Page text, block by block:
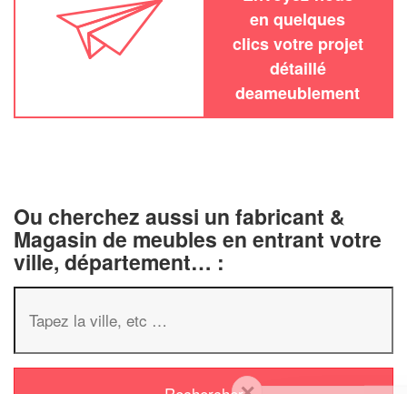
en quelques
clics votre projet
détaillé
deameublement
Ou cherchez aussi un fabricant &
Magasin de meubles en entrant votre
ville, département… :